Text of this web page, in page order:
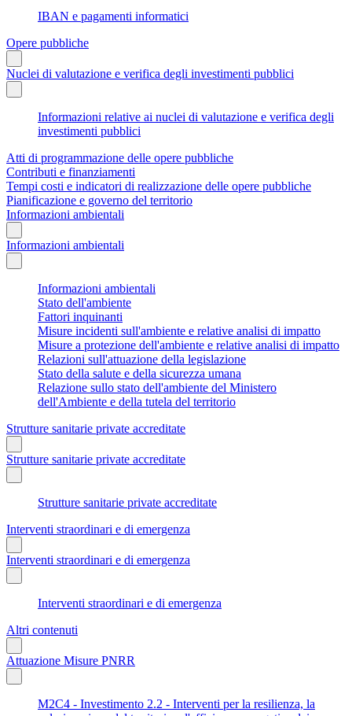
IBAN e pagamenti informatici
Opere pubbliche
Nuclei di valutazione e verifica degli investimenti pubblici
Informazioni relative ai nuclei di valutazione e verifica degli
investimenti pubblici
Atti di programmazione delle opere pubbliche
Contributi e finanziamenti
Tempi costi e indicatori di realizzazione delle opere pubbliche
Pianificazione e governo del territorio
Informazioni ambientali
Informazioni ambientali
Informazioni ambientali
Stato dell'ambiente
Fattori inquinanti
Misure incidenti sull'ambiente e relative analisi di impatto
Misure a protezione dell'ambiente e relative analisi di impatto
Relazioni sull'attuazione della legislazione
Stato della salute e della sicurezza umana
Relazione sullo stato dell'ambiente del Ministero
dell'Ambiente e della tutela del territorio
Strutture sanitarie private accreditate
Strutture sanitarie private accreditate
Strutture sanitarie private accreditate
Interventi straordinari e di emergenza
Interventi straordinari e di emergenza
Interventi straordinari e di emergenza
Altri contenuti
Attuazione Misure PNRR
M2C4 - Investimento 2.2 - Interventi per la resilienza, la